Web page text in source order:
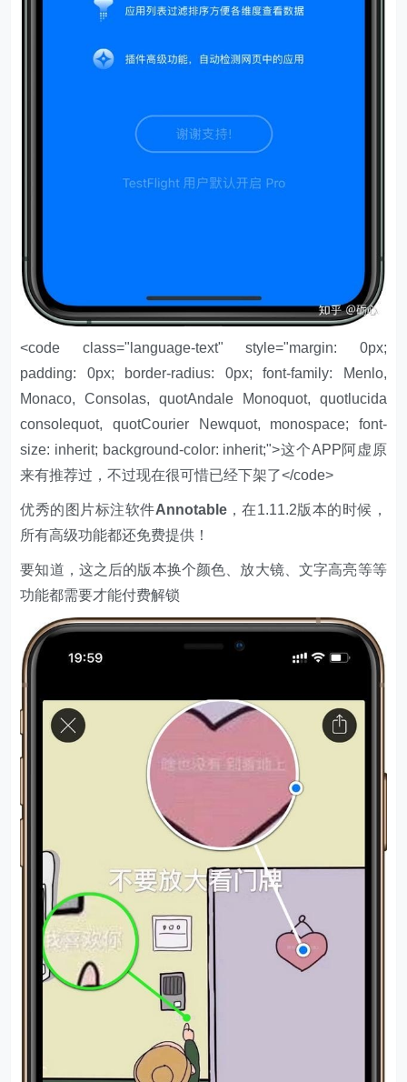
<code class="language-text" style="margin: 0px;
padding: 0px; border-radius: 0px; font-family: Menlo,
Monaco, Consolas, quotAndale Monoquot, quotlucida
consolequot, quotCourier Newquot, monospace; font-
size: inherit; background-color: inherit;">这个APP阿虚原
来有推荐过，不过现在很可惜已经下架了</code>
优秀的图片标注软件Annotable，在1.11.2版本的时候，
所有高级功能都还免费提供！
要知道，这之后的版本换个颜色、放大镜、文字高亮等等
功能都需要才能付费解锁